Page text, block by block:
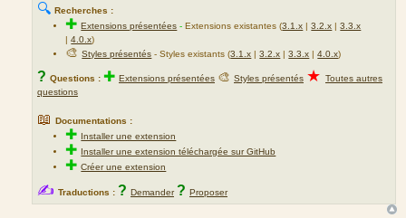
🔍 Recherches :
✚Extensions présentées -Extensions existantes (3.1.x |3.2.x |3.3.x
|4.0.x)
🎨Styles présentés - Styles existants (3.1.x |3.2.x |3.3.x |4.0.x)
? Questions : ✚ Extensions présentées 🎨 Styles présentés ★ Toutes autres
questions
📖 Documentations :
✚ Installer une extension
✚ Installer une extension téléchargée sur GitHub
✚Créer une extension
✍ Traductions : ? Demander ? Proposer